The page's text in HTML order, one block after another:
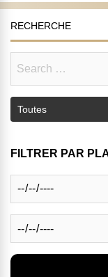
RECHERCHE
FILTRER PAR